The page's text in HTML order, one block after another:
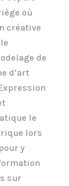
où
créative
de
d’art
le
lors
y
sur